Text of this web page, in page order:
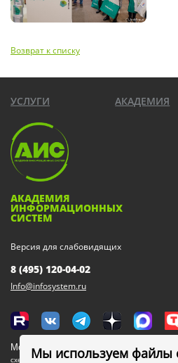
Возврат к списку
УСЛУГИ АКАДЕМИЯ
АКАДЕМИЯ
ИНФОРМАЦИОННЫХ
СИСТЕМ
Версия для слабовидящих
8 (495) 120-04-02
Info@infosystem.ru
Москва, 111123, ул. Плеханова, 4а
схема проезда
Мы используем файлы